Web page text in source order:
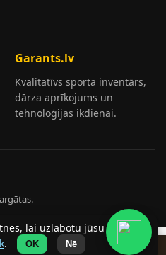
Garants.lv
Kvalitatīvs sporta inventārs,
dārza aprīkojums un
tehnoloģijas ikdienai.
lai uzlabotu jūsu
. OK Nē